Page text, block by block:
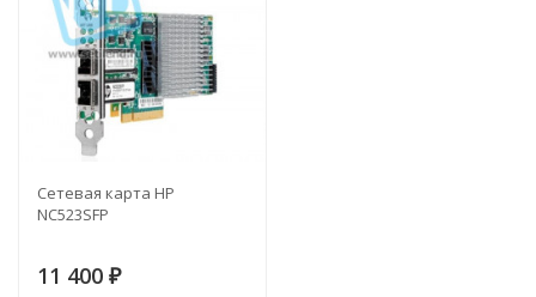
Сетевая карта HP
NC523SFP
11 400 ₽